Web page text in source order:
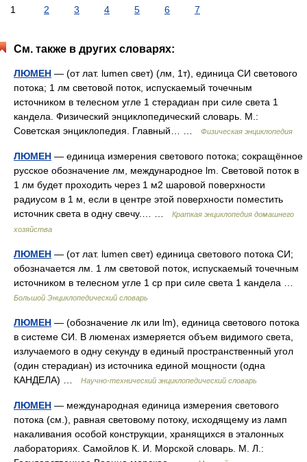
1 2 3 4 5 6 7
См. также в других словарях:
ЛЮМЕН — (от лат. lumen свет) (лм, 1т), единица СИ светового
потока; 1 лм световой поток, испускаемый точечным
источником в телесном угле 1 стерадиан при силе света 1
кандела. Физический энциклопедический словарь. М.:
Советская энциклопедия. Главный… …
Физическая энциклопедия
ЛЮМЕН — единица измерения светового потока; сокращённое
русское обозначение лм, международное lm. Световой поток в
1 лм будет проходить через 1 м2 шаровой поверхности
радиусом в 1 м, если в центре этой поверхности поместить
источник света в одну свечу.… …
Краткая энциклопедия домашнего
хозяйства
ЛЮМЕН — (от лат. lumen свет) единица светового потока СИ;
обозначается лм. 1 лм световой поток, испускаемый точечным
источником в телесном угле 1 ср при силе света 1 кандела …
Большой Энциклопедический словарь
ЛЮМЕН — (обозначение лк или lm), единица светового потока
в системе СИ. В люменах измеряется объем видимого света,
излучаемого в одну секунду в единый пространственный угол
(один стерадиан) из источника единой мощности (одна
КАНДЕЛА) …
Научно-технический энциклопедический словарь
ЛЮМЕН — международная единица измерения светового
потока (см.), равная световому потоку, исходящему из ламп
накаливания особой конструкции, хранящихся в эталонных
лабораториях. Самойлов К. И. Морской словарь. М. Л.: